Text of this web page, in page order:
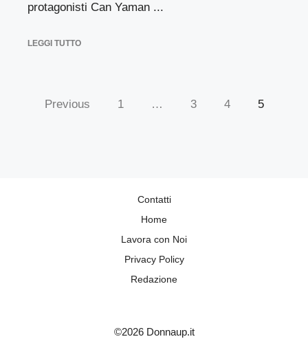
protagonisti Can Yaman ...
LEGGI TUTTO
Previous 1 … 3 4 5
Contatti
Home
Lavora con Noi
Privacy Policy
Redazione
©2026 Donnaup.it